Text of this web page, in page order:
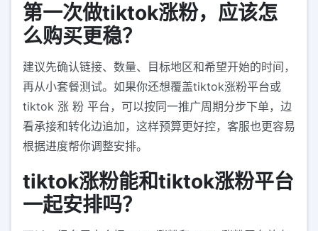
第一次做tiktok涨粉，应该怎
么购买更稳？
建议先确认链接、数量、目标地区和希望开始的时间，
再从小套餐测试。如果你还想覆盖tiktok涨粉平台或
tiktok 涨 粉 平台，可以按同一推广周期分步下单，边
看承接和转化边追加，这样预算更好控，客服也更容易
根据进度帮你调整安排。
tiktok涨粉能和tiktok涨粉平台
一起安排吗？